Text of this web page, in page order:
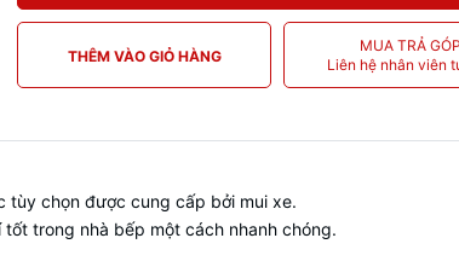
THÊM VÀO GIỎ HÀNG
MUA TRẢ GÓP
Liên hệ nhân viên
tùy chọn được cung cấp bởi mui xe.
trong nhà bếp một cách nhanh chóng.